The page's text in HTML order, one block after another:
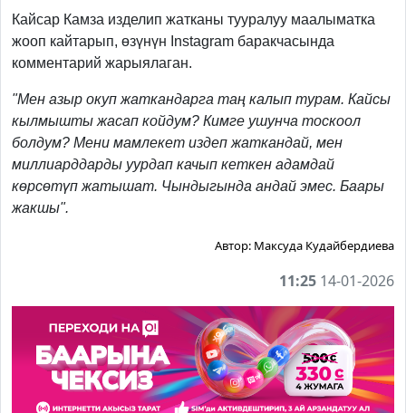
Кайсар Камза изделип жатканы тууралуу маалыматка
жооп кайтарып, өзүнүн Instagram баракчасында
комментарий жарыялаган.
"Мен азыр окуп жаткандарга таң калып турам. Кайсы
кылмышты жасап койдум? Кимге ушунча тоскоол
болдум? Мени мамлекет издеп жаткандай, мен
миллиарддарды уурдап качып кеткен адамдай
көрсөтүп жатышат. Чындыгында андай эмес. Баары
жакшы".
Автор: Максуда Кудайбердиева
11:25 14-01-2026